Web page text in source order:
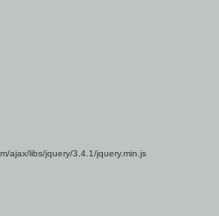
ajax/libs/jquery/3.4.1/jquery.min.js